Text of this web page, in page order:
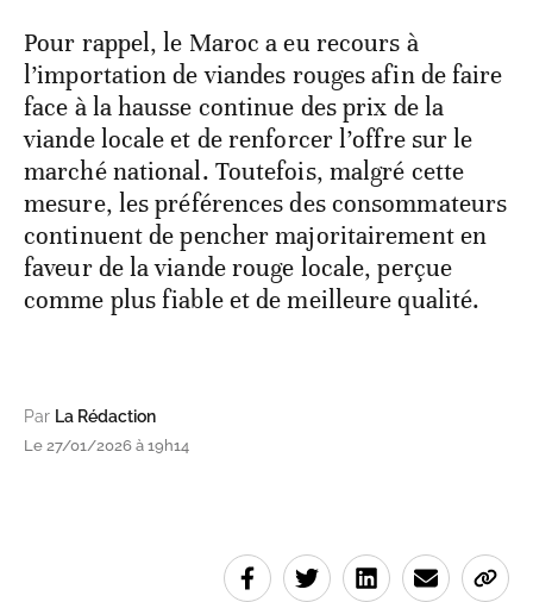
Pour rappel, le Maroc a eu recours à
l’importation de viandes rouges afin de faire
face à la hausse continue des prix de la
viande locale et de renforcer l’offre sur le
marché national. Toutefois, malgré cette
mesure, les préférences des consommateurs
continuent de pencher majoritairement en
faveur de la viande rouge locale, perçue
comme plus fiable et de meilleure qualité.
Par La Rédaction
Le 27/01/2026 à 19h14